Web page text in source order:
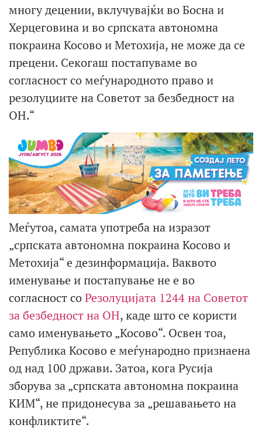
многу децении, вклучувајќи во Босна и
Херцеговина и во српската автономна
покраина Косово и Метохија, не може да се
прецени. Секогаш постапуваме во
согласност со меѓународното право и
резолуциите на Советот за безбедност на
ОН.“
Меѓутоа, самата употреба на изразот
„српската автономна покраина Косово и
Метохија“ е дезинформација. Ваквото
именување и постапување не е во
согласност соРезолуцијата 1244 на Советот
за безбедност на ОН, каде што се користи
само именувањето „Косово“. Освен тоа,
Република Косово е меѓународно признаена
од над 100 држави. Затоа, кога Русија
зборува за „српската автономна покраина
КИМ“, не придонесува за „решавањето на
конфликтите“.